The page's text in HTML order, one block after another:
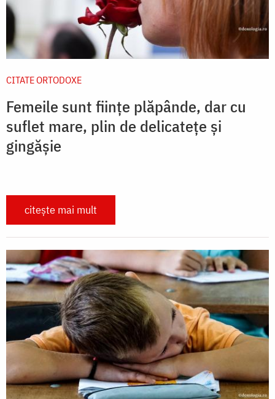
CITATE ORTODOXE
Femeile sunt ființe plăpânde, dar cu
suflet mare, plin de delicatețe și
gingășie
citește mai mult